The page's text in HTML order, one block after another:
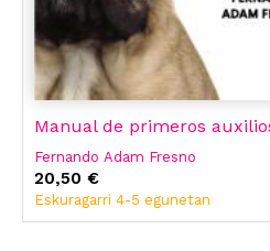
Manual de primeros
Fernando Adam Fresno
20,50 €
Eskuragarri 4-5 egunetan